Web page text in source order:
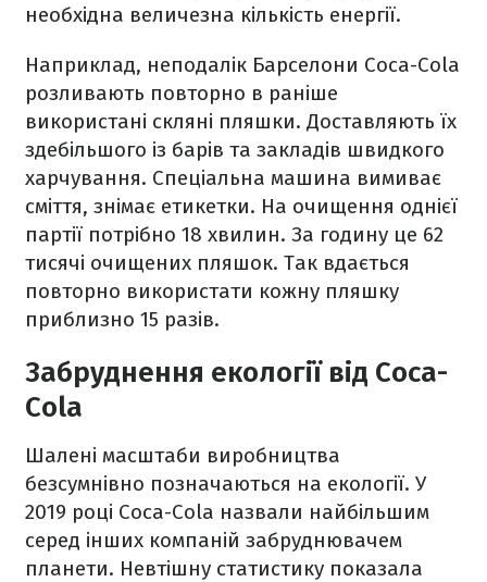
необхідна величезна кількість енергії.
Наприклад, неподалік Барселони Coca-Cola
розливають повторно в раніше
використані скляні пляшки. Доставляють їх
здебільшого із барів та закладів швидкого
харчування. Спеціальна машина вимиває
сміття, знімає етикетки. На очищення однієї
партії потрібно 18 хвилин. За годину це 62
тисячі очищених пляшок. Так вдається
повторно використати кожну пляшку
приблизно 15 разів.
Забруднення екології від Coca-
Сola
Шалені масштаби виробництва
безсумнівно позначаються на екології. У
2019 році Coca-Cola назвали найбільшим
серед інших компаній забруднювачем
планети. Невтішну статистику показала